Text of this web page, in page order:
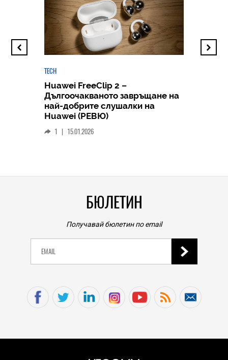
TECH
Huawei FreeClip 2 –
Дългоочакваното завръщане на
най-добрите слушалки на
Huawei (РЕВЮ)
1 | 15.01.2026
БЮЛЕТИН
Получавай бюлетин по email